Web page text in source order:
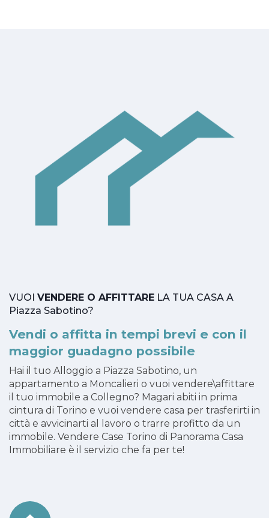
VUOI VENDERE O AFFITTARE LA TUA CASA A
Piazza Sabotino?
Vendi o affitta in tempi brevi e con il
maggior guadagno possibile
Hai il tuo Alloggio a Piazza Sabotino, un
appartamento a Moncalieri o vuoi vendere\affittare
il tuo immobile a Collegno? Magari abiti in prima
cintura di Torino e vuoi vendere casa per trasferirti in
città e avvicinarti al lavoro o trarre profitto da un
immobile. Vendere Case Torino di Panorama Casa
Immobiliare è il servizio che fa per te!